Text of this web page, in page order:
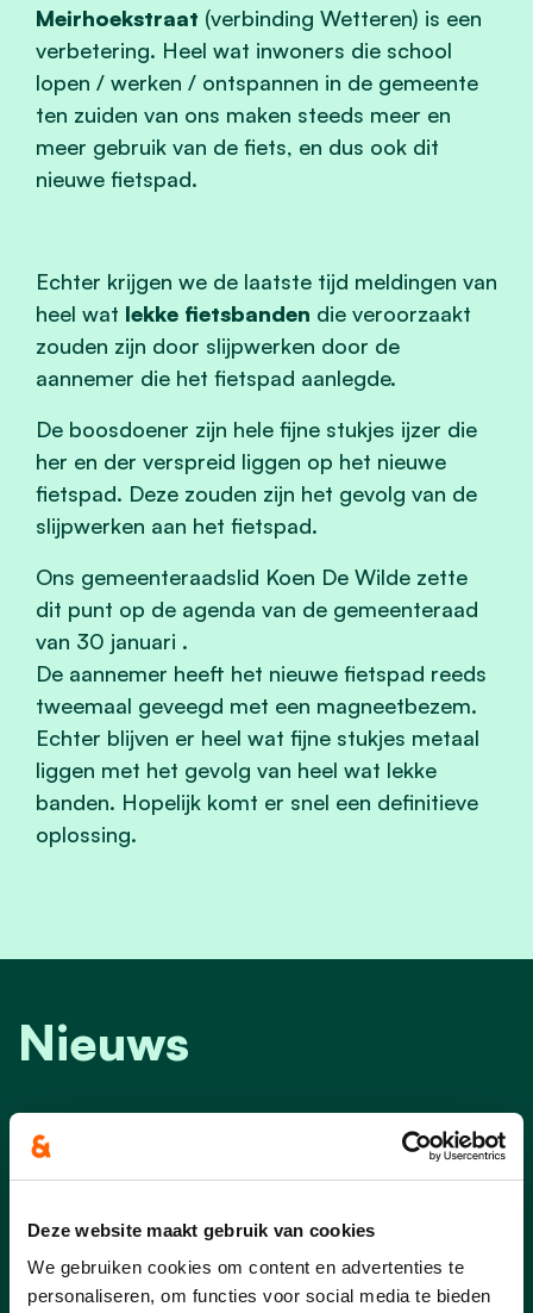
Deze website maakt gebruik van cookies
We gebruiken cookies om content en advertenties te
personaliseren, om functies voor social media te bieden
Meirhoekstraat (verbinding Wetteren) is een
verbetering. Heel wat inwoners die school
lopen / werken / ontspannen in de gemeente
ten zuiden van ons maken steeds meer en
meer gebruik van de fiets, en dus ook dit
nieuwe fietspad.
Echter krijgen we de laatste tijd meldingen van
heel wat lekke fietsbanden die veroorzaakt
zouden zijn door slijpwerken door de
aannemer die het fietspad aanlegde.
De boosdoener zijn hele fijne stukjes ijzer die
her en der verspreid liggen op het nieuwe
fietspad. Deze zouden zijn het gevolg van de
slijpwerken aan het fietspad.
Ons gemeenteraadslid Koen De Wilde zette
dit punt op de agenda van de gemeenteraad
van 30 januari .
De aannemer heeft het nieuwe fietspad reeds
tweemaal geveegd met een magneetbezem.
Echter blijven er heel wat fijne stukjes metaal
liggen met het gevolg van heel wat lekke
banden. Hopelijk komt er snel een definitieve
oplossing.
Nieuws